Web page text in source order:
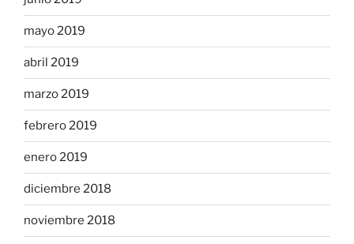
mayo 2019
abril 2019
marzo 2019
febrero 2019
enero 2019
diciembre 2018
noviembre 2018